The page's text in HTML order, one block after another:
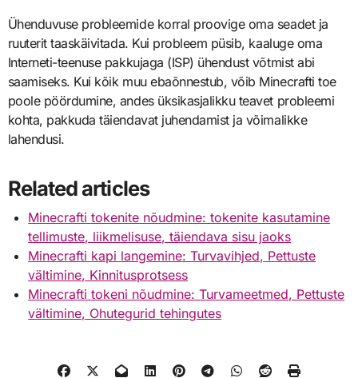
Ühenduvuse probleemide korral proovige oma seadet ja
ruuterit taaskäivitada. Kui probleem püsib, kaaluge oma
Interneti-teenuse pakkujaga (ISP) ühendust võtmist abi
saamiseks. Kui kõik muu ebaõnnestub, võib Minecrafti toe
poole pöördumine, andes üksikasjalikku teavet probleemi
kohta, pakkuda täiendavat juhendamist ja võimalikke
lahendusi.
Related articles
Minecrafti tokenite nõudmine: tokenite kasutamine
tellimuste, liikmelisuse, täiendava sisu jaoks
Minecrafti kapi langemine: Turvavihjed, Pettuste
vältimine, Kinnitusprotsess
Minecrafti tokeni nõudmine: Turvameetmed, Pettuste
vältimine, Ohutegurid tehingutes